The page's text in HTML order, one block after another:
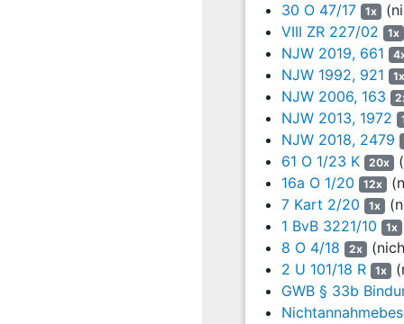
Die Beklagte und
aufgeführten
KOM).
9
Die KOM hat in
Durchsuchungen
Mit Beschluss
Kartellanten.
11 Die Klagepartei
dass alle
diesbzgl.
festgestellt worden
nach den
Preiskoordinierung,
30 O 47/17 1x
VIII ZR 227/02
1x
NJW 2019, 661
NJW 1992, 921
1x
NJW 2006, 163
NJW 2013, 1972
NJW 2018, 2479
61 O 1/23 K
20x
16a O 1/20
12x
7 Kart 2/20
1x
1 BvB 3221/10
1x
8 O 4/18
2x
2 U 101/18 R
1x
GWB § 33b